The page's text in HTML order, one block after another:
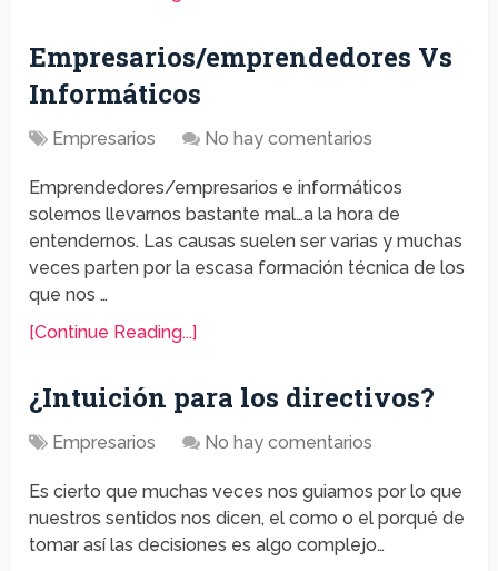
Empresarios/emprendedores Vs
Informáticos
Empresarios No hay comentarios
Emprendedores/empresarios e informáticos
solemos llevarnos bastante mal…a la hora de
entendernos. Las causas suelen ser varias y muchas
veces parten por la escasa formación técnica de los
que nos …
[Continue Reading...]
¿Intuición para los directivos?
Empresarios No hay comentarios
Es cierto que muchas veces nos guiamos por lo que
nuestros sentidos nos dicen, el como o el porqué de
tomar así las decisiones es algo complejo…